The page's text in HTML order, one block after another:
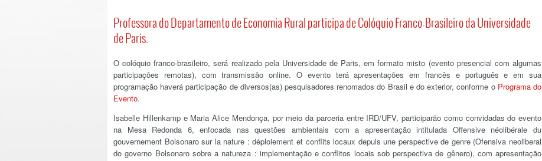
Professora do Departamento de Economia Rural participa de Colóquio Franco-Brasileiro da Universidade
de Paris.
O colóquio franco-brasileiro, será realizado pela Universidade de Paris, em formato misto (evento presencial com algumas
participações remotas), com transmissão online. O evento terá apresentações em francês e português e em sua
programação haverá participação de diversos(as) pesquisadores renomados do Brasil e do exterior, conforme o Programa do
Evento.
Isabelle Hillenkamp e Maria Alice Mendonça, por meio da parceria entre IRD/UFV, participarão como convidadas do evento
na Mesa Redonda 6, enfocada nas questões ambientais com a apresentação intitulada Offensive néolibérale du
gouvernement Bolsonaro sur la nature : déploiement et conflits locaux depuis une perspective de genre (Ofensiva neoliberal
do governo Bolsonaro sobre a natureza : implementação e conflitos locais sob perspectiva de gênero), com apresentação